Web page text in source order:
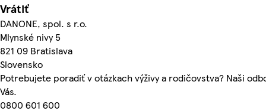
Vrátiť
DANONE, spol. s r.o.
Mlynské nivy 5
821 09 Bratislava
Slovensko
Potrebujete poradiť v otázkach výživy a rodičovstva? Naši
Vás.
0800 601 600